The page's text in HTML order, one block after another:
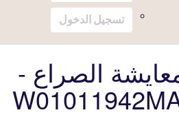
تسجيل الدخول
الصراع -